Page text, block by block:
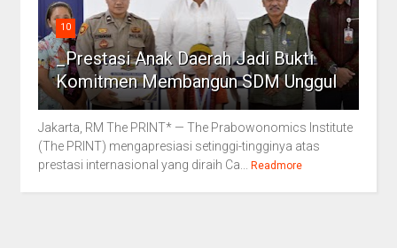
10
_Prestasi Anak Daerah Jadi Bukti
Komitmen Membangun SDM Unggul
Jakarta, RM The PRINT* — The Prabowonomics Institute
(The PRINT) mengapresiasi setinggi-tingginya atas
prestasi internasional yang diraih Ca...
Readmore